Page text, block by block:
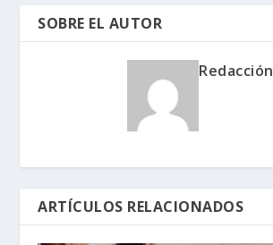
SOBRE EL AUTOR
Redacción
ARTÍCULOS RELACIONADOS